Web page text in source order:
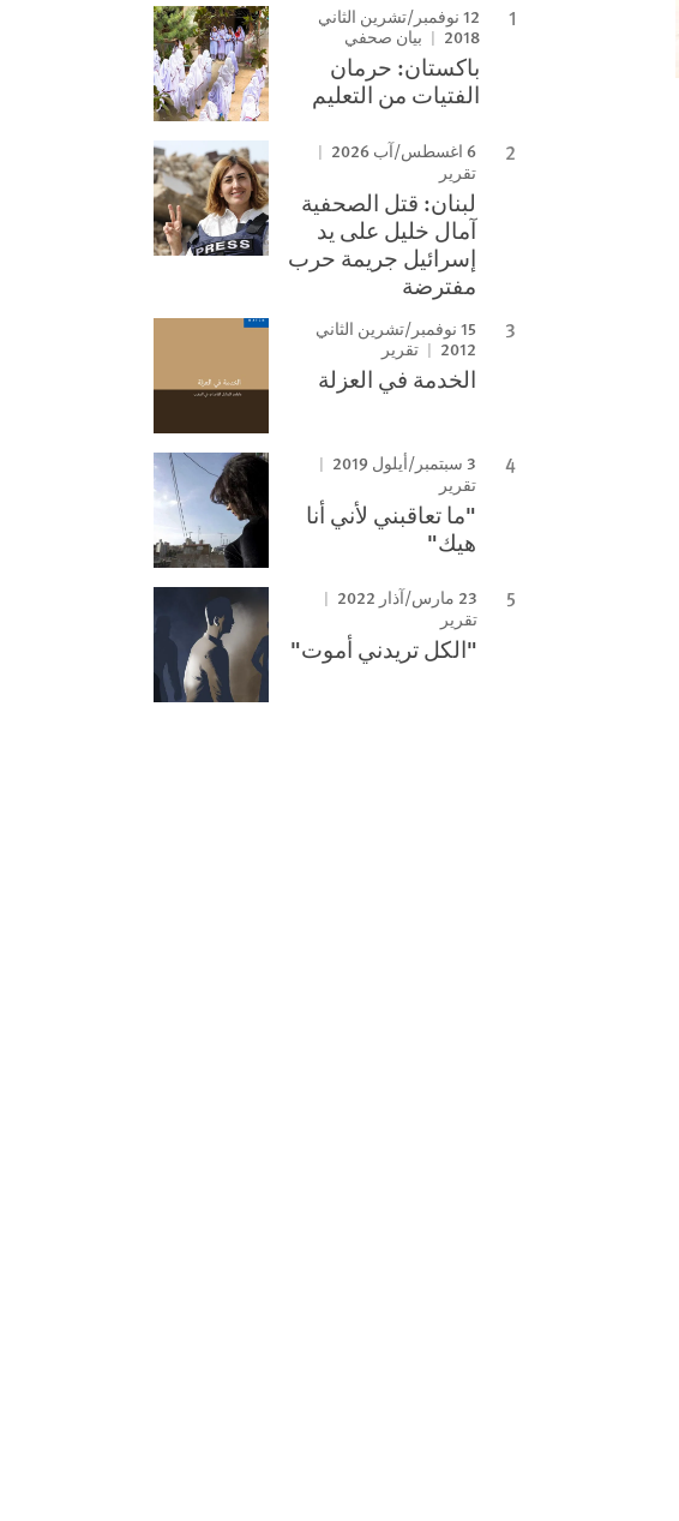
12 نوفمبر/تشرين الثاني
2018
بيان صحفي
باكستان: حرمان
الفتيات من التعليم
6 اغسطس/آب 2026
تقرير
لبنان: قتل الصحفية
آمال خليل على يد
إسرائيل جريمة حرب
مفترضة
15 نوفمبر/تشرين الثاني
2012
تقرير
الخدمة في العزلة
3 سبتمبر/أيلول 2019
تقرير
"ما تعاقبني لأني أنا
هيك"
23 مارس/آذار 2022
تقرير
"الكل تريدني أموت"